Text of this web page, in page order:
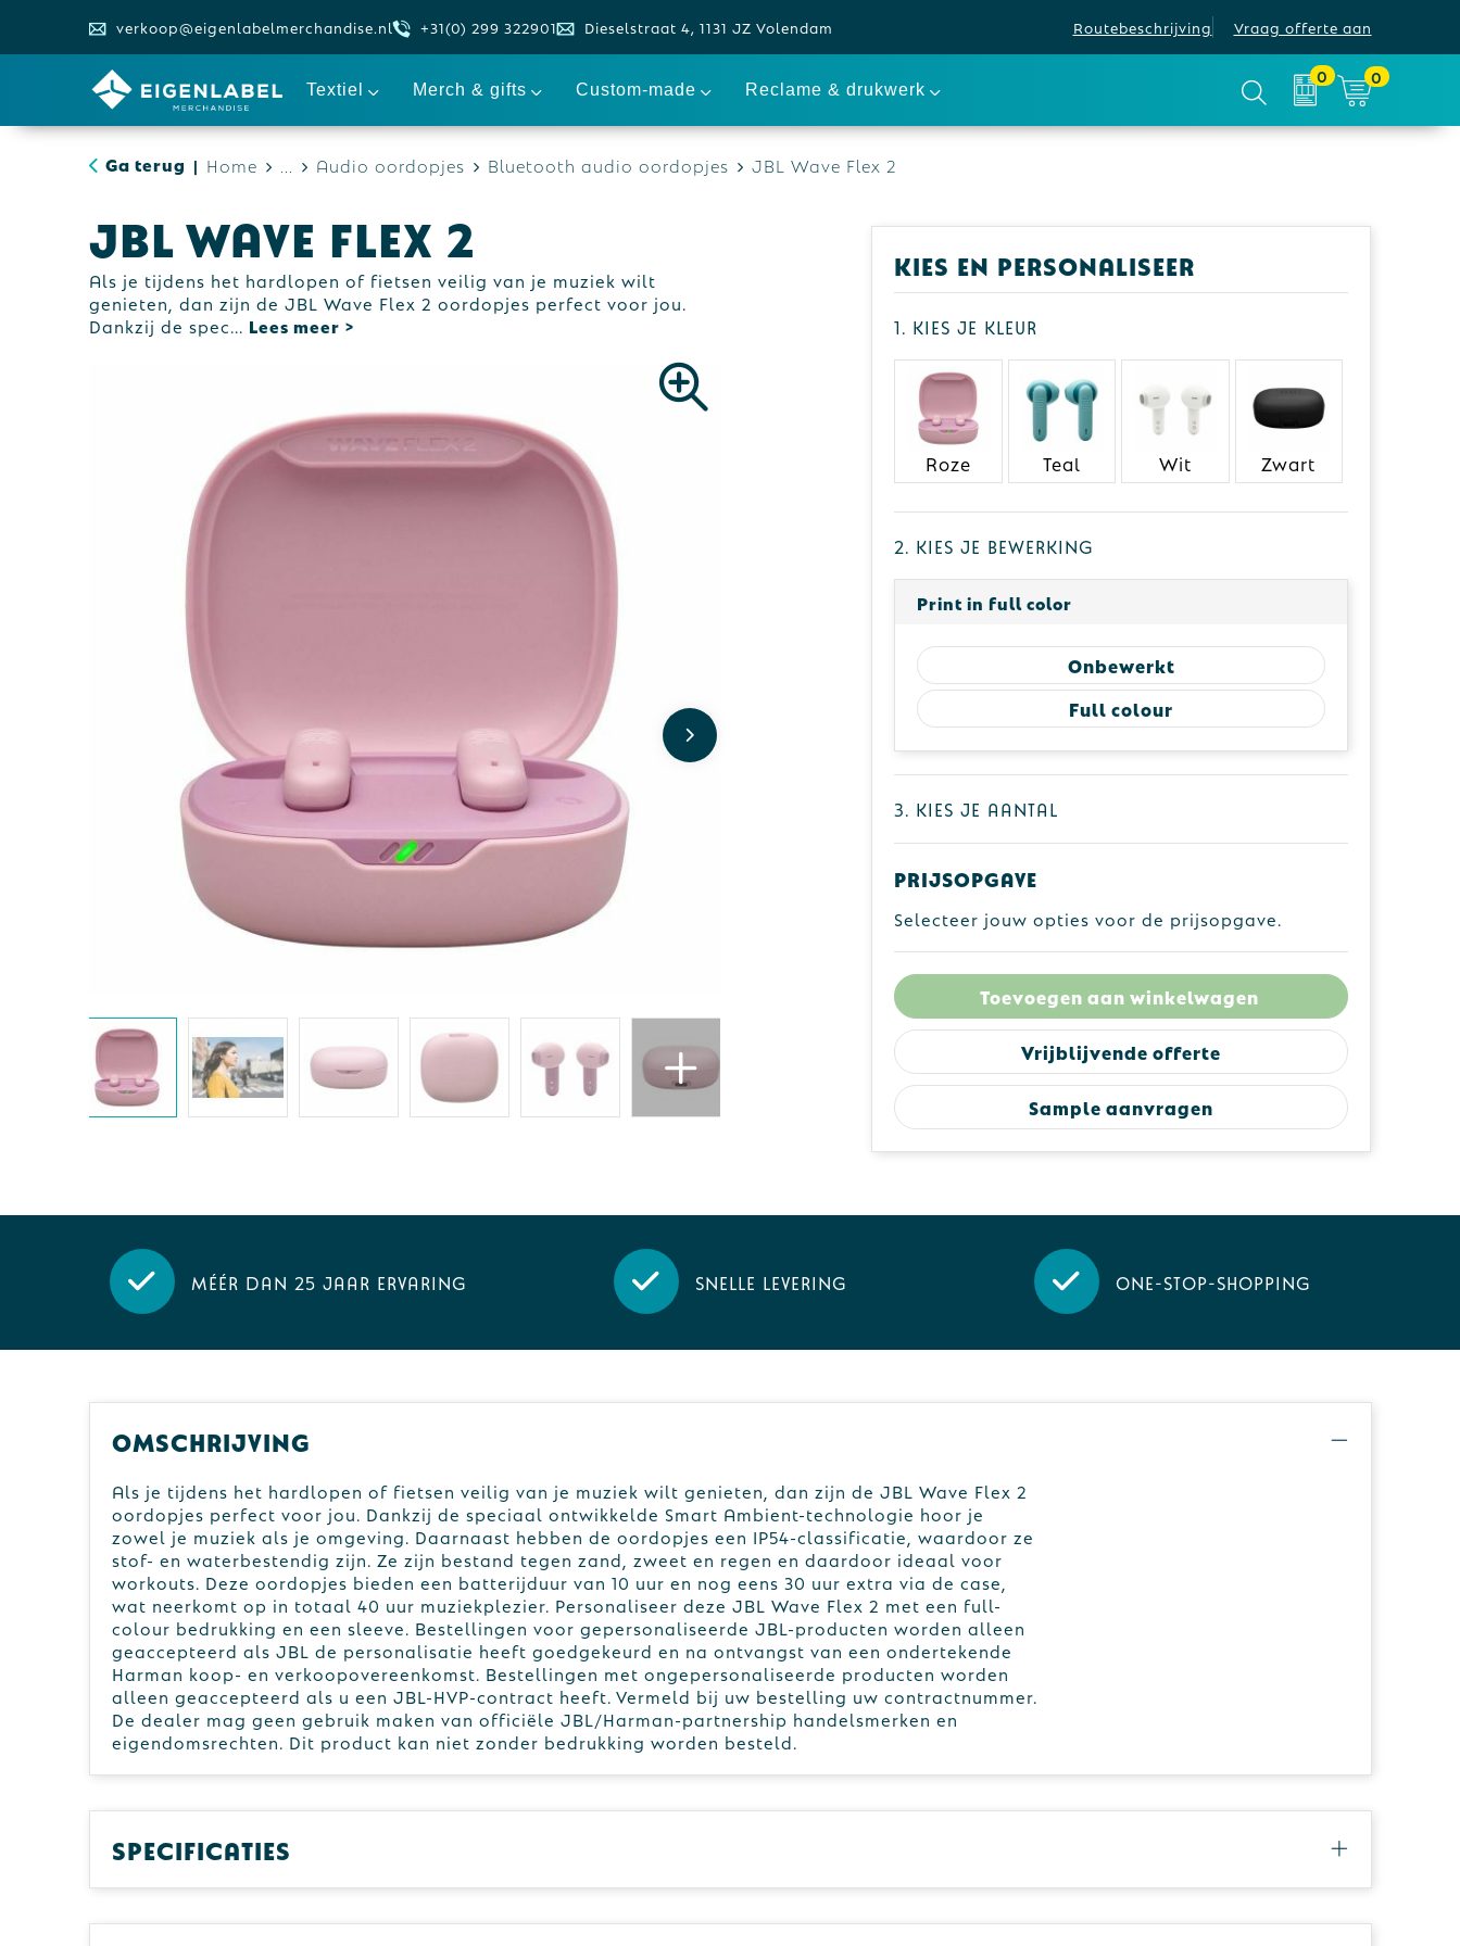
verkoop@eigenlabelmerchandise.nl +31(0) 299 322901 Dieselstraat 4, 1131 JZ Volendam Routebeschrijving Vraag offerte aan
Textiel Merch & gifts Custom-made Reclame & drukwerk
0 0
Ga terug | Home Audio oordopjes Bluetooth audio oordopjes JBL Wave Flex 2
JBL Wave Flex 2
Als je tijdens het hardlopen of fietsen veilig van je muziek wilt
genieten, dan zijn de JBL Wave Flex 2 oordopjes perfect voor jou.
Dankzij de spec
Kies en personaliseer
1. Kies je kleur
Roze Teal Wit Zwart
2. Kies je bewerking
Print in full color
Onbewerkt
Full colour
3. Kies je aantal
Prijsopgave
Selecteer jouw opties voor de prijsopgave.
Toevoegen aan winkelwagen
Vrijblijvende offerte
Sample aanvragen
Méér dan 25 jaar ervaring Snelle levering One-stop-shopping
Omschrijving
Als je tijdens het hardlopen of fietsen veilig van je muziek wilt genieten, dan zijn de JBL Wave Flex 2
oordopjes perfect voor jou. Dankzij de speciaal ontwikkelde Smart Ambient-technologie hoor je
zowel je muziek als je omgeving. Daarnaast hebben de oordopjes een IP54-classificatie, waardoor ze
stof- en waterbestendig zijn. Ze zijn bestand tegen zand, zweet en regen en daardoor ideaal voor
workouts. Deze oordopjes bieden een batterijduur van 10 uur en nog eens 30 uur extra via de case,
wat neerkomt op in totaal 40 uur muziekplezier. Personaliseer deze JBL Wave Flex 2 met een full-
colour bedrukking en een sleeve. Bestellingen voor gepersonaliseerde JBL-producten worden alleen
geaccepteerd als JBL de personalisatie heeft goedgekeurd en na ontvangst van een ondertekende
Harman koop- en verkoopovereenkomst. Bestellingen met ongepersonaliseerde producten worden
alleen geaccepteerd als u een JBL-HVP-contract heeft. Vermeld bij uw bestelling uw contractnummer.
De dealer mag geen gebruik maken van officiële JBL/Harman-partnership handelsmerken en
eigendomsrechten. Dit product kan niet zonder bedrukking worden besteld.
Specificaties